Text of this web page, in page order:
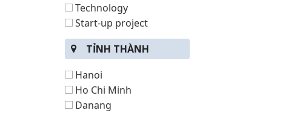
Technology
Start-up project
TỈNH THÀNH
Hanoi
Ho Chi Minh
Danang